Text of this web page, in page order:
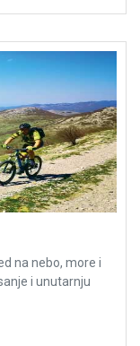
na nebo, more i
i unutarnju